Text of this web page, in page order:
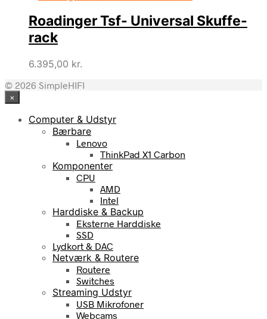
Roadinger Tsf- Universal Skuffe-
rack
6.395,00 kr.
© 2026 SimpleHIFI
×
Computer & Udstyr
Bærbare
Lenovo
ThinkPad X1 Carbon
Komponenter
CPU
AMD
Intel
Harddiske & Backup
Eksterne Harddiske
SSD
Lydkort & DAC
Netværk & Routere
Routere
Switches
Streaming Udstyr
USB Mikrofoner
Webcams